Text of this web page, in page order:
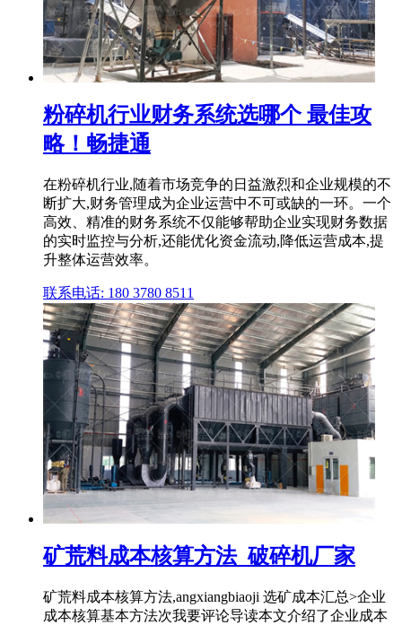
粉碎机行业财务系统选哪个 最佳攻
略！畅捷通
在粉碎机行业,随着市场竞争的日益激烈和企业规模的不
断扩大,财务管理成为企业运营中不可或缺的一环。一个
高效、精准的财务系统不仅能够帮助企业实现财务数据
的实时监控与分析,还能优化资金流动,降低运营成本,提
升整体运营效率。
联系电话: 180 3780 8511
矿荒料成本核算方法_破碎机厂家
矿荒料成本核算方法,angxiangbiaoji 选矿成本汇总>企业
成本核算基本方法次我要评论导读本文介绍了企业成本